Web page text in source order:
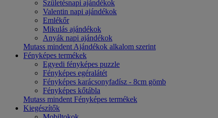
Születésnapi ajándékok
Valentin napi ajándékok
Emlékőr
Mikulás ajándékok
Anyák napi ajándékok
Mutass mindent Ajándékok alkalom szerint
Fényképes termékek
Egyedi fényképes puzzle
Fényképes egéralátét
Fényképes karácsonyfadísz - 8cm gömb
Fényképes kőtábla
Mutass mindent Fényképes termékek
Kiegészítők